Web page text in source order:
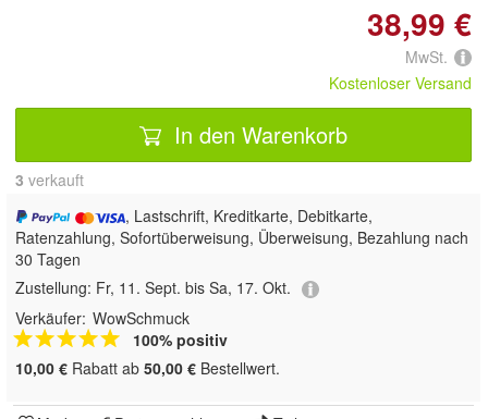
38,99 €
MwSt.
Kostenloser Versand
In den Warenkorb
3 verkauft
, Lastschrift, Kreditkarte, Debitkarte,
Ratenzahlung, Sofortüberweisung, Überweisung, Bezahlung nach
30 Tagen
Zustellung: Fr, 11. Sept. bis Sa, 17. Okt.
Verkäufer: WowSchmuck
100% positiv
10,00 € Rabatt ab 50,00 € Bestellwert.